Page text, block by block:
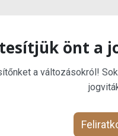
önt a
a változásokról!